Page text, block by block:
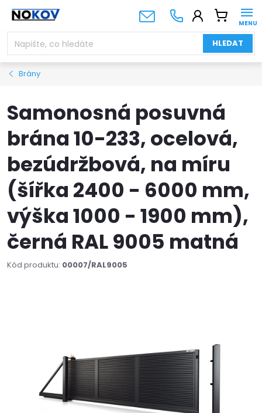
Přejít
obsah
HLEDAT
NÁKUPNÍ
KOŠÍK
Brány
Samonosná posuvná
brána 10-233, ocelová,
bezúdržbová, na míru
(šířka 2400 - 6000 mm,
výška 1000 - 1900 mm),
černá RAL 9005 matná
Kód produktu: 00007/RAL9005